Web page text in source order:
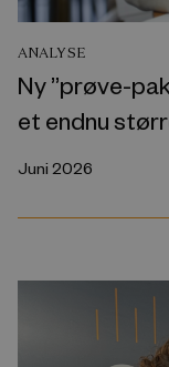
ANALYSE
Ny ”prøve-
et endnu
Juni 2026